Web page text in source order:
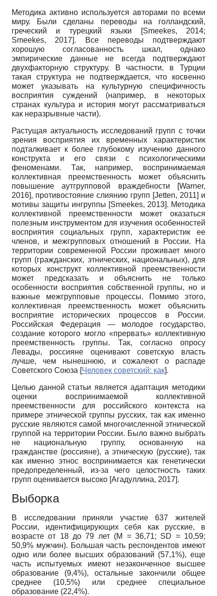
Методика активно используется авторами по всеми
миру. Были сделаны переводы на голландский,
греческий и турецкий языки
[Smeekes, 2014;
Smeekes, 2017]. Все переводы подтверждают
хорошую согласованность шкал, однако
эмпирические данные не всегда подтверждают
двухфакторную структуру. В частности, в Турции
такая структура не подтверждается, что косвенно
может указывать на культурную специфичность
восприятия суждений (например, в некоторых
странах культура и история могут рассматриваться
как неразрывные части).
Растущая актуальность исследований групп с точки
зрения восприятия их временных характеристик
подталкивает к более глубокому изучению данного
конструкта и его связи с психологическими
феноменами. Так, например, воспринимаемая
коллективная преемственность может объяснить
повышение аутгрупповой враждебности
[Warner,
2016], противостояние слиянию групп [Jetten, 2011] и
мотивы защиты ингруппы [Smeekes, 2013]. Методика
коллективной преемственности может оказаться
полезным инструментом для изучения особенностей
восприятия социальных групп, характеристик ее
членов, и межгрупповых отношений в России. На
территории современной России проживает много
групп (гражданских, этнических, национальных), для
которых конструкт коллективной преемственности
может предсказать и объяснить не только
особенности восприятия собственной группы, но и
важные межгрупповые процессы. Помимо этого,
коллективная преемственность может объяснить
восприятие исторических процессов в России.
Российская Федерация — молодое государство,
создание которого могло «прервать» коллективную
преемственность группы. Так, согласно опросу
Левады, россияне оценивают советскую власть
лучше, чем нынешнюю, и сожалеют о распаде
Советского Союза [Человек советский: как].
Целью данной статьи является адаптация методики
оценки воспринимаемой коллективной
преемственности для российского контекста на
примере этнической группы русских, так как именно
русские являются самой многочисленной этнической
группой на территории России. Было важно выбрать
не национальную группу, основанную на
гражданстве (россияне), а этническую (русские), так
как именно этнос воспринимается как генетически
предопределенный, из-за чего целостность таких
групп оценивается высоко [Агадуллина, 2017].
Выборка
В исследовании приняли участие 637 жителей
России, идентифицирующих себя как русские, в
возрасте от 18 до 79 лет (M = 36,71; SD = 10,59;
50,9% мужчин). Большая часть респондентов имеют
одно или более высших образований (57,1%), еще
часть испытуемых имеют незаконченное высшее
образование (9,4%), остальные закончили общее
среднее (10,5%) или среднее специальное
образование (22,4%).